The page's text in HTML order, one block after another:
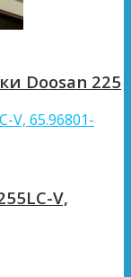
Doosan 225
V,